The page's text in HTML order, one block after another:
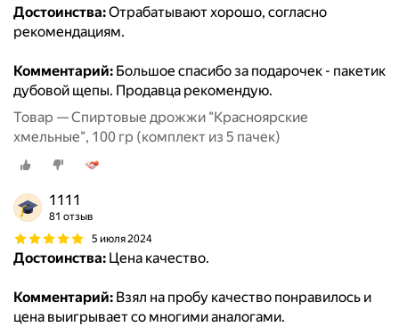
Достоинства:Отрабатывают хорошо, согласно
рекомендациям.
Комментарий: Большое спасибо за подарочек - пакетик
дубовой щепы. Продавца рекомендую.
Товар — Спиртовые дрожжи "Красноярские
хмельные", 100 гр (комплект из 5 пачек)
1111
81 отзыв
5 июля 2024
Достоинства: Цена качество.
Комментарий: Взял на пробу качество понравилось и
цена выигрывает со многими аналогами.